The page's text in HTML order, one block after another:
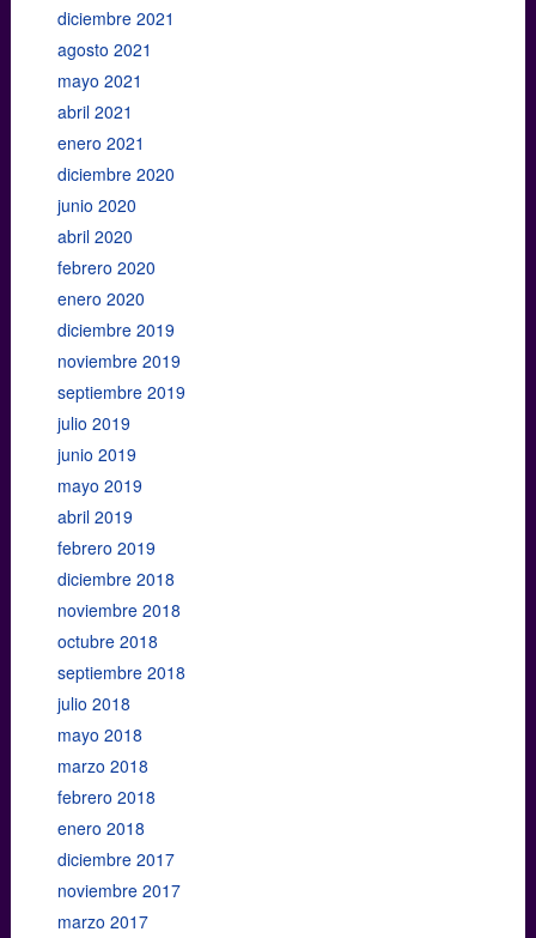
diciembre 2021
agosto 2021
mayo 2021
abril 2021
enero 2021
diciembre 2020
junio 2020
abril 2020
febrero 2020
enero 2020
diciembre 2019
noviembre 2019
septiembre 2019
julio 2019
junio 2019
mayo 2019
abril 2019
febrero 2019
diciembre 2018
noviembre 2018
octubre 2018
septiembre 2018
julio 2018
mayo 2018
marzo 2018
febrero 2018
enero 2018
diciembre 2017
noviembre 2017
marzo 2017